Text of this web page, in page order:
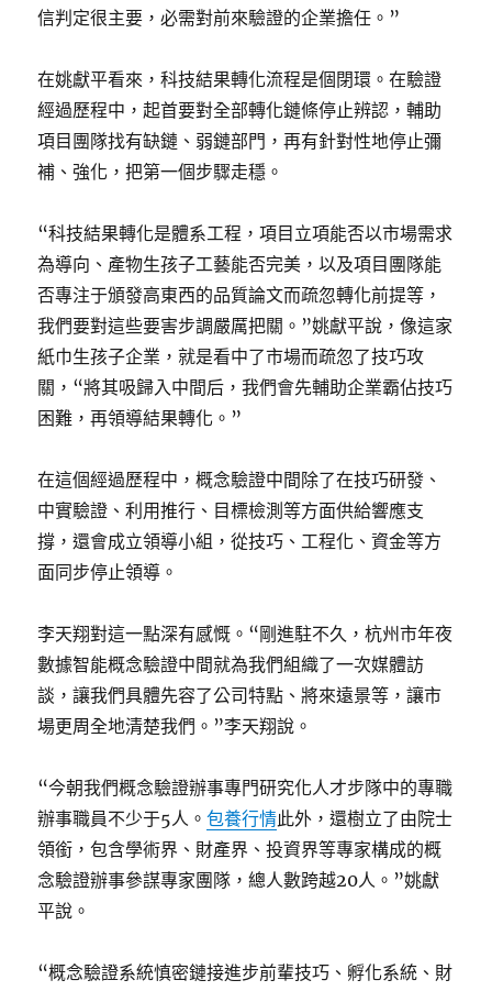
信判定很主要，必需對前來驗證的企業擔任。”
在姚獻平看來，科技結果轉化流程是個閉環。在驗證
經過歷程中，起首要對全部轉化鏈條停止辨認，輔助
項目團隊找有缺鏈、弱鏈部門，再有針對性地停止彌
補、強化，把第一個步驟走穩。
“科技結果轉化是體系工程，項目立項能否以市場需求
為導向、產物生孩子工藝能否完美，以及項目團隊能
否專注于頒發高東西的品質論文而疏忽轉化前提等，
我們要對這些要害步調嚴厲把關。”姚獻平說，像這家
紙巾生孩子企業，就是看中了市場而疏忽了技巧攻
關，“將其吸歸入中間后，我們會先輔助企業霸佔技巧
困難，再領導結果轉化。”
在這個經過歷程中，概念驗證中間除了在技巧研發、
中實驗證、利用推行、目標檢測等方面供給響應支
撐，還會成立領導小組，從技巧、工程化、資金等方
面同步停止領導。
李天翔對這一點深有感慨。“剛進駐不久，杭州市年夜
數據智能概念驗證中間就為我們組織了一次媒體訪
談，讓我們具體先容了公司特點、將來遠景等，讓市
場更周全地清楚我們。”李天翔說。
“今朝我們概念驗證辦事專門研究化人才步隊中的專職
辦事職員不少于5人。包養行情此外，還樹立了由院士
領銜，包含學術界、財產界、投資界等專家構成的概
念驗證辦事參謀專家團隊，總人數跨越20人。”姚獻
平說。
“概念驗證系統慎密鏈接進步前輩技巧、孵化系統、財